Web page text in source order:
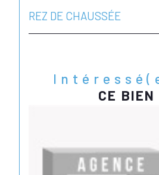
REZ DE CHAUSSÉE
CE BIEN